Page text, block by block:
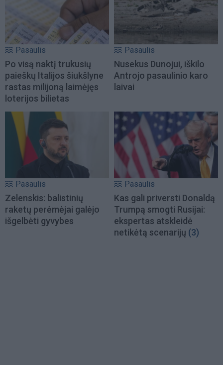
Pasaulis
Po visą naktį trukusių
paieškų Italijos šiukšlyne
rastas milijoną laimėjęs
loterijos bilietas
Pasaulis
Nusekus Dunojui, iškilo
Antrojo pasaulinio karo
laivai
Pasaulis
Zelenskis: balistinių
raketų perėmėjai galėjo
išgelbėti gyvybes
Pasaulis
Kas gali priversti Donaldą
Trumpą smogti Rusijai:
ekspertas atskleidė
netikėtą scenarijų (3)